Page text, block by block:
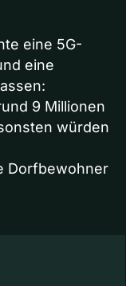
eine 5G-
eine
9 Millionen
würden
Dorfbewohner